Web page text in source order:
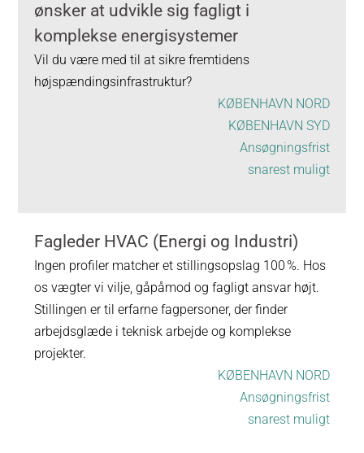
ønsker at udvikle sig fagligt i
komplekse energisystemer
Vil du være med til at sikre fremtidens
højspændingsinfrastruktur?
KØBENHAVN NORD
KØBENHAVN SYD
Ansøgningsfrist
snarest muligt
Fagleder HVAC (Energi og Industri)
Ingen profiler matcher et stillingsopslag 100 %. Hos
os vægter vi vilje, gåpåmod og fagligt ansvar højt.
Stillingen er til erfarne fagpersoner, der finder
arbejdsglæde i teknisk arbejde og komplekse
projekter.
KØBENHAVN NORD
Ansøgningsfrist
snarest muligt